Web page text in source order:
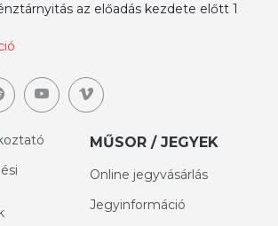
az előadás kezdete előtt 1
MŰSOR / JEGYEK
Online jegyvásárlás
Jegyinformáció